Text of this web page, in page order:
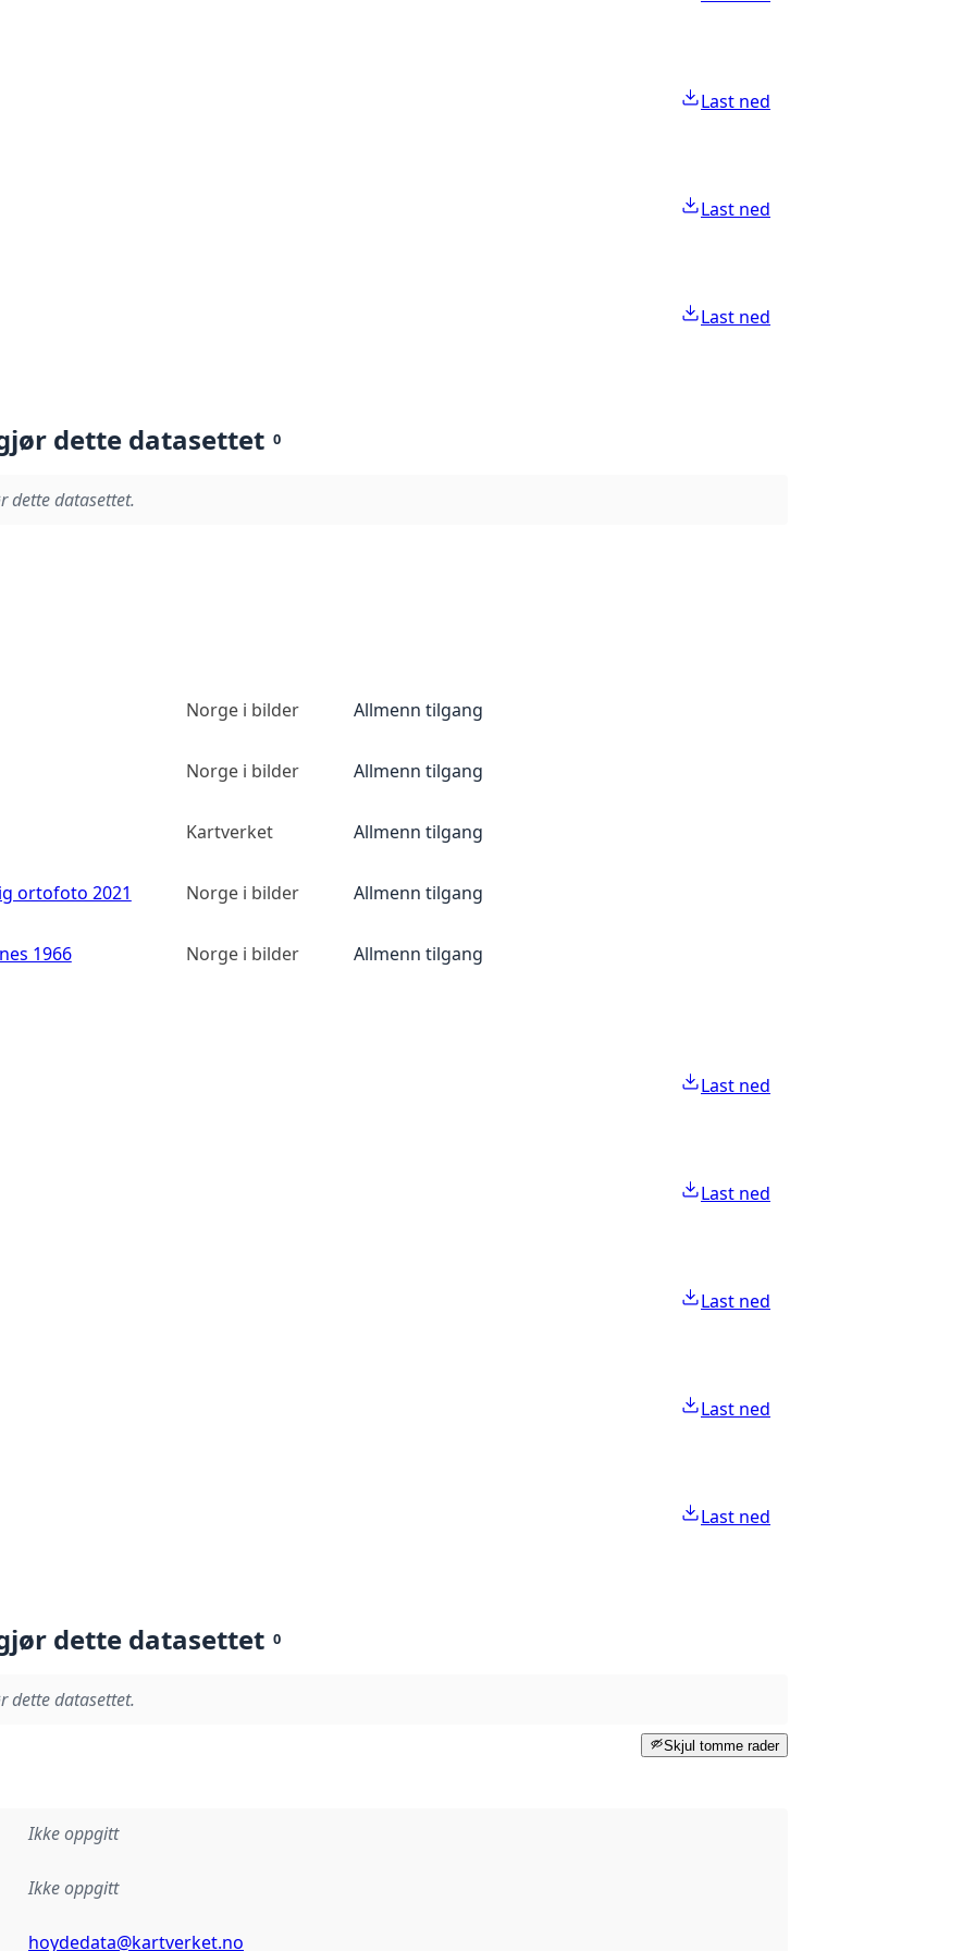
Last ned
Last ned
Last ned
dette datasettet 0
dette datasettet.
Norge i bilder Allmenn tilgang
Norge i bilder Allmenn tilgang
Kartverket Allmenn tilgang
ortofoto 2021 Norge i bilder Allmenn tilgang
1966 Norge i bilder Allmenn tilgang
Last ned
Last ned
Last ned
Last ned
Last ned
dette datasettet 0
dette datasettet.
Skjul tomme rader
Ikke oppgitt
Ikke oppgitt
hoydedata@kartverket.no